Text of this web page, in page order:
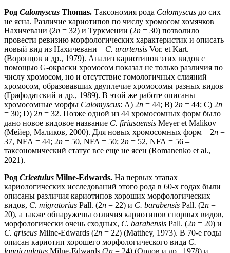
Род Calomyscus Thomas. Таксономия рода Calomyscus до сих
не ясна. Различие кариотипов по числу хромосом хомячков
Нахичевани (2n = 32) и Туркмении (2n = 30) позволило
провести ревизию морфологических характеристик и описать
новый вид из Нахичевани – C. urartensis Vor. et Kart.
(Воронцов и др., 1979). Анализ кариотипов этих видов с
помощью G-окраски хромосом показал не только различия по
числу хромосом, но и отсутствие гомологичных слияний
хромосом, образовавших двуплечие хромосомы разных видов
(Графодатский и др., 1989). В этой же работе описаны
хромосомные морфы Calomyscus: А) 2n = 44; В) 2n = 44; С) 2n
= 30; D) 2n = 32. Позже одной из 44 хромосомных форм было
дано новое видовое название C. firiusaensis Meyer et Malikov
(Мейер, Маликов, 2000). Для новых хромосомных форм – 2n =
37, NFА = 44; 2n = 50, NFA = 50; 2n = 52, NFA = 56 –
таксономический статус все еще не ясен (Romanenko et al.,
2021).
Род Cricetulus Milne-Edwards. На первых этапах
кариологических исследований этого рода в 60-х годах были
описаны различия кариотипов хороших морфологических
видов, С. migratorius Pall. (2n = 22) и C. barabensis Pall. (2n =
20), а также обнаружены отличия кариотипов спорных видов,
морфологически очень сходных, C. barabensis Pall. (2n = 20) и
C. griseus Milne-Edwards (2n = 22) (Matthey, 1973). В 70-е годы
описан кариотип хорошего морфологического вида С.